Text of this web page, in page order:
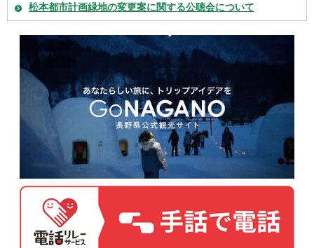
松本都市計画緑地の変更案に関する公聴会について